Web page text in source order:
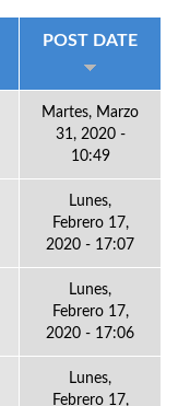
POST DATE
Martes, Marzo
31, 2020 -
10:49
Lunes,
Febrero 17,
2020 - 17:07
Lunes,
Febrero 17,
2020 - 17:06
Lunes,
Febrero 17,